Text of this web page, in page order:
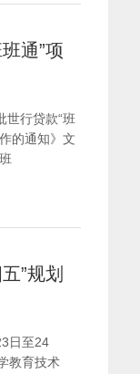
通”项
世行贷款“班
的通知》文
”规划
日至24
教育技术